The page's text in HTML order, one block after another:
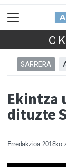
SARRERA
Ekintza
dituzte
Erredakzioa 2018ko